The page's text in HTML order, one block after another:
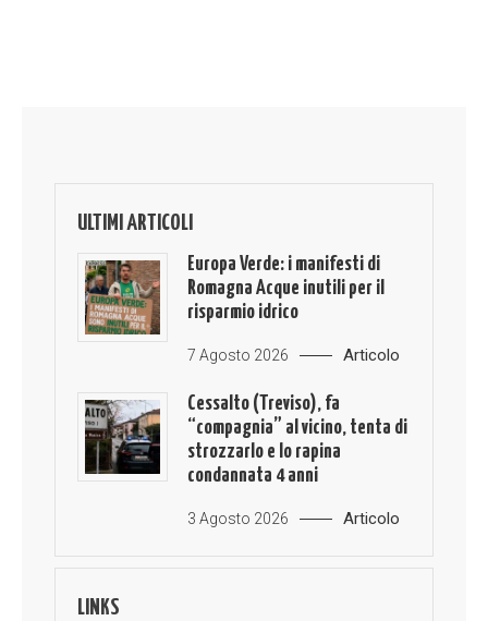
ULTIMI ARTICOLI
Europa Verde: i manifesti di
Romagna Acque inutili per il
risparmio idrico
7 Agosto 2026 Articolo
Cessalto (Treviso), fa
“compagnia” al vicino, tenta di
strozzarlo e lo rapina
condannata 4 anni
3 Agosto 2026 Articolo
LINKS